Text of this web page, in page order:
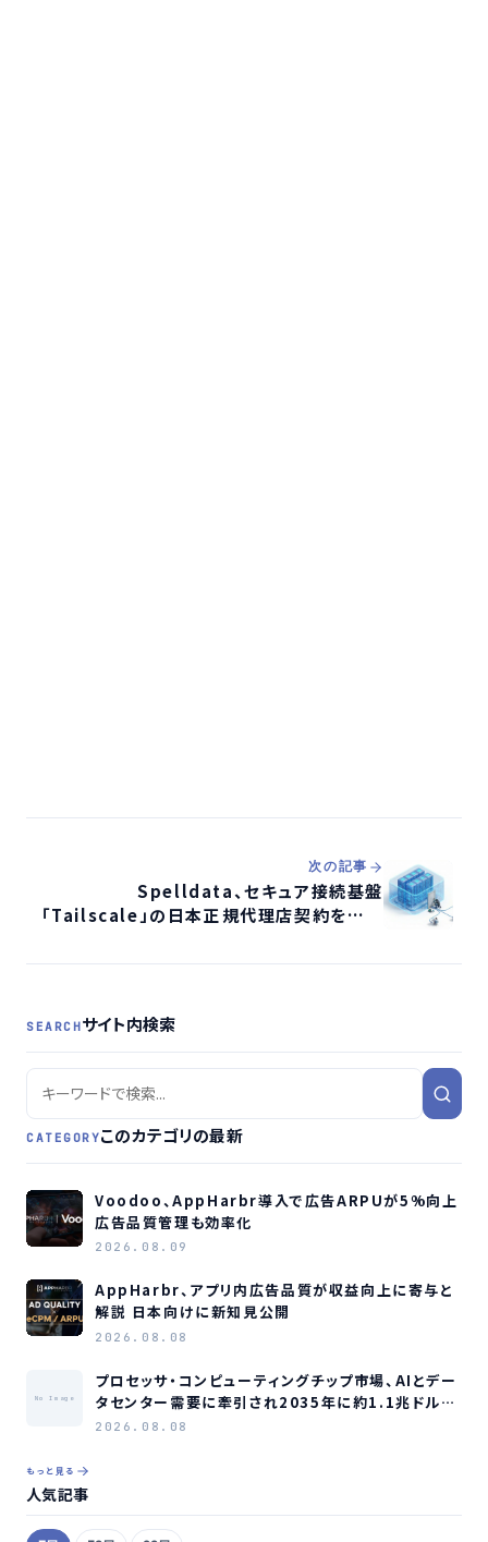
次の記事
Spelldata、セキュア接続基盤
「Tailscale」の日本正規代理店契約を締結
SEARCHサイト内検索
CATEGORYこのカテゴリの最新
Voodoo、AppHarbr導入で広告ARPUが5%向上
広告品質管理も効率化
2026.08.09
AppHarbr、アプリ内広告品質が収益向上に寄与と
解説 日本向けに新知見公開
2026.08.08
No Image
プロセッサ・コンピューティングチップ市場、AIとデー
タセンター需要に牽引され2035年に約1.1兆ドル規
模へ成長か
2026.08.08
もっと見る
人気記事